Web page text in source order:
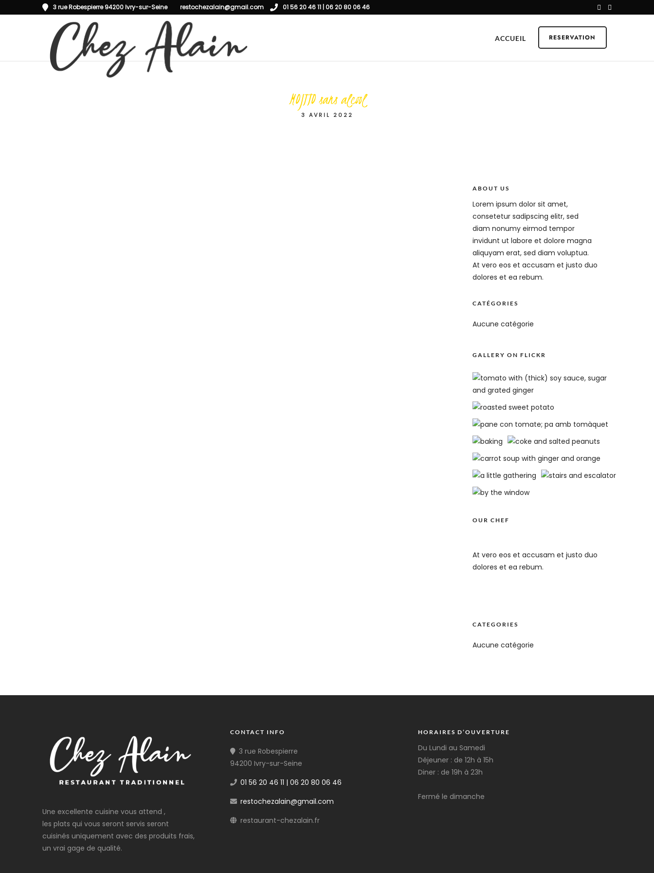
3 rue Robespierre 94200 Ivry-sur-Seine restochezalain@gmail.com 01 56 20 46 11 | 06 20 80 06 46
RESERVATION
ACCUEIL
MOJITO sans alcool
3 AVRIL 2022
ABOUT US
Lorem ipsum dolor sit amet,
consetetur sadipscing elitr, sed
diam nonumy eirmod tempor
invidunt ut labore et dolore magna
aliquyam erat, sed diam voluptua.
At vero eos et accusam et justo duo
dolores et ea rebum.
CATÉGORIES
Aucune catégorie
GALLERY ON FLICKR
OUR CHEF
At vero eos et accusam et justo duo
dolores et ea rebum.
CATEGORIES
Aucune catégorie
Une excellente cuisine vous attend ,
les plats qui vous seront servis seront
cuisinés uniquement avec des produits frais,
un vrai gage de qualité.
CONTACT INFO
3 rue Robespierre
94200 Ivry-sur-Seine
01 56 20 46 11 | 06 20 80 06 46
restochezalain@gmail.com
restaurant-chezalain.fr
HORAIRES D’OUVERTURE
Du Lundi au Samedi
Déjeuner : de 12h à 15h
Diner : de 19h à 23h
Fermé le dimanche